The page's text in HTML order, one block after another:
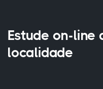
Estude on-line
localidade